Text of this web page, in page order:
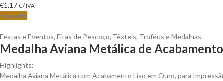
€1,17 C/ IVA
Dourado
Festas e Eventos, Fitas de Pescoço, Têxteis, Troféus e Medalhas
Medalha Aviana Metálica de
Highlights:
Medalha Aviana Metálica com Acabamento Liso em Ouro, para